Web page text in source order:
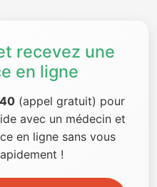
recevez une
en ligne
(appel gratuit) pour
avec un médecin et
en ligne sans vous
!